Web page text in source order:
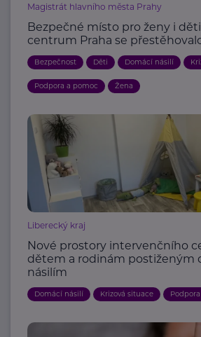
Magistrát hlavního města Prahy
Bezpečné místo pro ženy i
centrum Praha se
Bezpečnost Děti Domácí násilí
Podpora a pomoc Žena
Liberecký kraj
Nové prostory intervenčního
dětem a rodinám postiženým
násilím
Domácí násilí Krizová situace